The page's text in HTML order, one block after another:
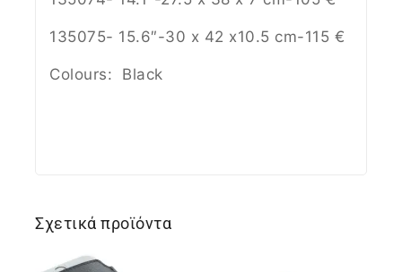
135075- 15.6″-30 x 42 x10.5 cm-115 €
Colours: Black
Σχετικά προϊόντα